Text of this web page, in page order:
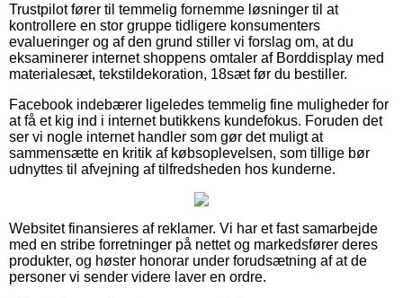
Trustpilot fører til temmelig fornemme løsninger til at
kontrollere en stor gruppe tidligere konsumenters
evalueringer og af den grund stiller vi forslag om, at du
eksaminerer internet shoppens omtaler af Borddisplay med
materialesæt, tekstildekoration, 18sæt før du bestiller.
Facebook indebærer ligeledes temmelig fine muligheder for
at få et kig ind i internet butikkens kundefokus. Foruden det
ser vi nogle internet handler som gør det muligt at
sammensætte en kritik af købsoplevelsen, som tillige bør
udnyttes til afvejning af tilfredsheden hos kunderne.
Websitet finansieres af reklamer. Vi har et fast samarbejde
med en stribe forretninger på nettet og markedsfører deres
produkter, og høster honorar under forudsætning af at de
personer vi sender videre laver en ordre.